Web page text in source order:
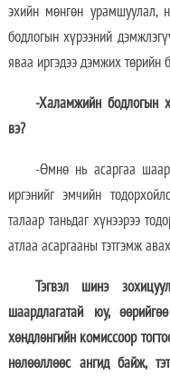
эхийн мөнгөн урамшуулал,
бодлогын хүрээний
яваа иргэдээ дэмжих төрийн
-Халамжийн бодлогын
вэ?
-Өмнө нь асаргаа
иргэнийг эмчийн
талаар таньдаг хүнээрээ
атлаа асаргааны тэтгэмж
Тэгвэл шинэ
шаардлагатай юу,
хөндлөнгийн комиссоор
нөлөөллөөс ангид байж,